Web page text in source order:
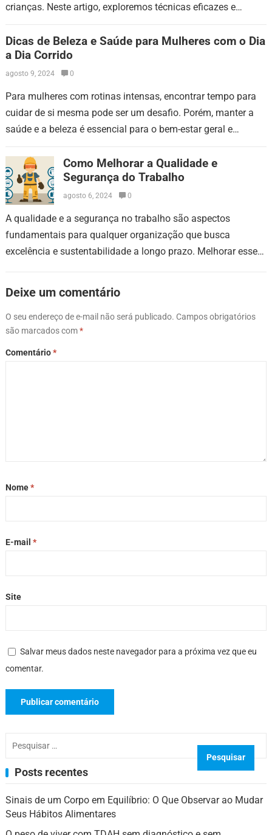
crianças. Neste artigo, exploremos técnicas eficazes e
Dicas de Beleza e Saúde para Mulheres com o Dia
a Dia Corrido
agosto 9, 2024 0
Para mulheres com rotinas intensas, encontrar tempo para
cuidar de si mesma pode ser um desafio. Porém, manter a
saúde e a beleza é essencial para o bem-estar geral e…
Como Melhorar a Qualidade e
Segurança do Trabalho
agosto 6, 2024 0
A qualidade e a segurança no trabalho são aspectos
fundamentais para qualquer organização que busca
excelência e sustentabilidade a longo prazo. Melhorar esses
Deixe um comentário
O seu endereço de e-mail não será publicado. Campos obrigatórios
são marcados com*
Comentário*
Nome*
E-mail *
Site
Salvar meus dados neste navegador para a próxima vez que eu
comentar.
por:
Posts recentes
Sinais de um Corpo em Equilíbrio: O Que Observar ao Mudar
Seus Hábitos Alimentares